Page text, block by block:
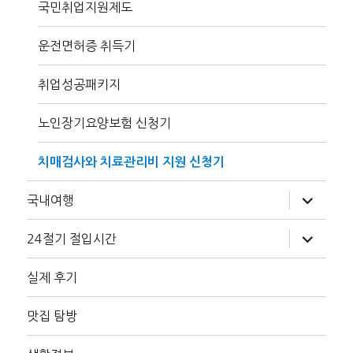
장
국민취업지원제도
운전면허증 취득기
취업성공패키지
노인장기요양보험 신청기
치매검사와 치료관리비 지원 신청기
국내여행
위
메
확
장
24절기 절입시간
위
메
장
실제 후기
맛집 탐방